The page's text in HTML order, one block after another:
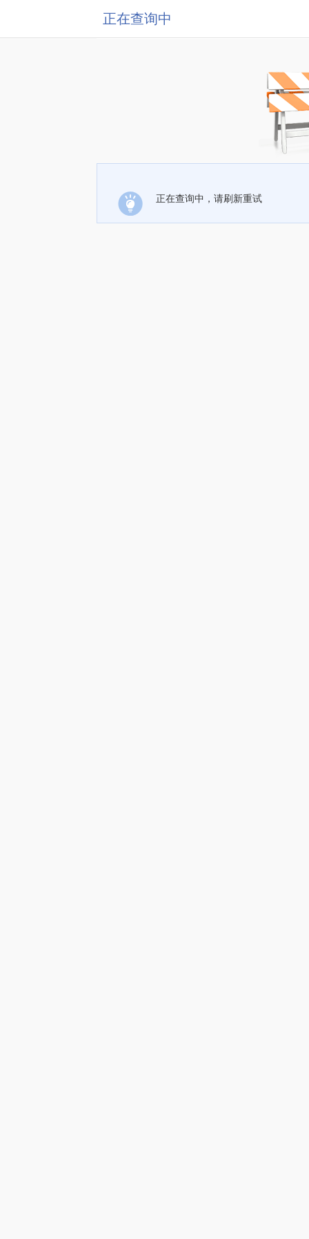
正在查询中
正在查询中，请刷新重试